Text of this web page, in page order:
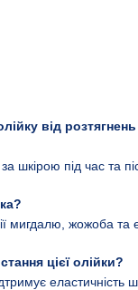
від
шкірою під час та
мигдалю, жожоба та
цієї олійки?
еластичність